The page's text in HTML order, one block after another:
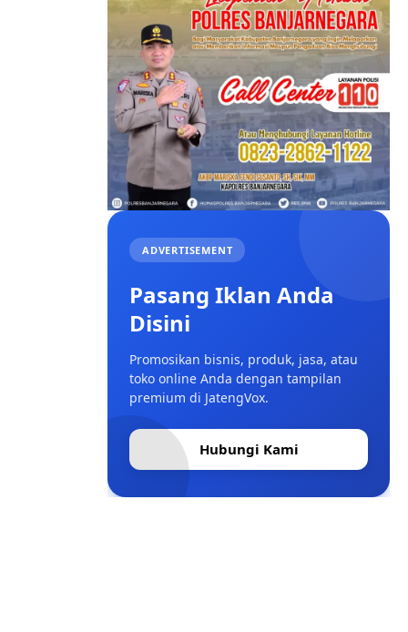
ADVERTISEMENT
Pasang Iklan Anda
Disini
Promosikan bisnis, produk, jasa, atau
toko online Anda dengan tampilan
premium di JatengVox.
Hubungi Kami